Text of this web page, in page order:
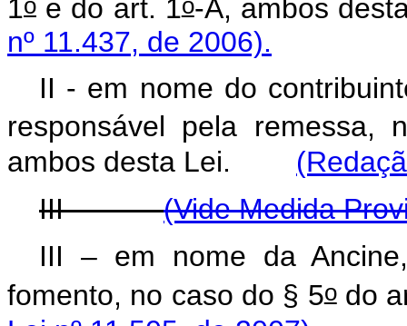
1
e do art. 1 -A, ambos
nº 11.437, de 2006).
II - em nome do
responsável pela
ambos desta Lei.
III -(Vide Medida
III – em nome da
fomento, no caso do § 5odo